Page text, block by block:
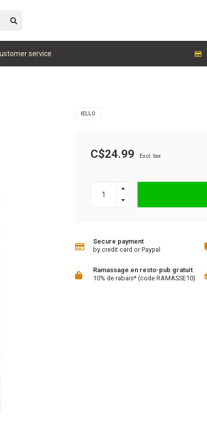
service
IELLO
C$24.99 Excl. tax
Secure payment
by credit card or Paypal
Ramassage en resto-pub gratuit
10% de rabais* (code RAMASSE10)